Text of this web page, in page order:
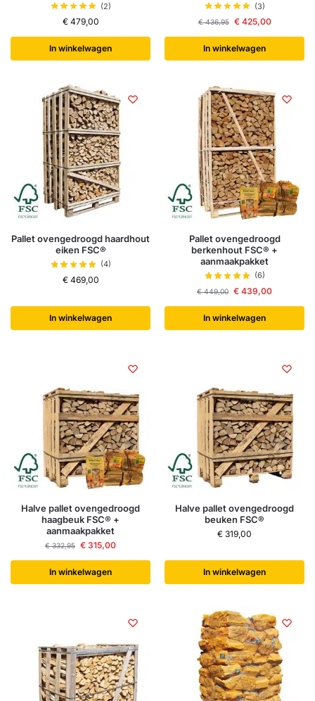
(2)
€479,00
In winkelwagen
(3)
€436,95 €425,00
In winkelwagen
Pallet ovengedroogd haardhout
eiken FSC®
(4)
€469,00
In winkelwagen
Pallet ovengedroogd
berkenhout FSC® +
aanmaakpakket
(6)
€449,00 € 439,00
In winkelwagen
Halve pallet ovengedroogd
haagbeuk FSC® +
aanmaakpakket
€332,95 € 315,00
In winkelwagen
Halve pallet ovengedroogd
beuken FSC®
€ 319,00
In winkelwagen